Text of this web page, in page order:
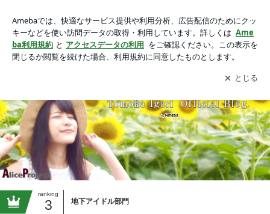
アプリをダウンロードして ブログの更新通知
を受け取りまし
ょう。
開く
ranking
3 地下アイドル部門